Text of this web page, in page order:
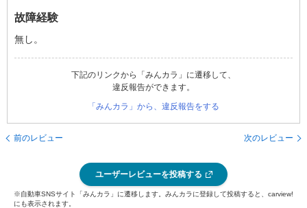
故障経験
無し。
下記のリンクから「みんカラ」に遷移して、
違反報告ができます。
「みんカラ」から、違反報告をする
前のレビュー 次のレビュー
ユーザーレビューを投稿する
※自動車SNSサイト「みんカラ」に遷移します。みんカラに登録して投稿すると、carview!
にも表示されます。